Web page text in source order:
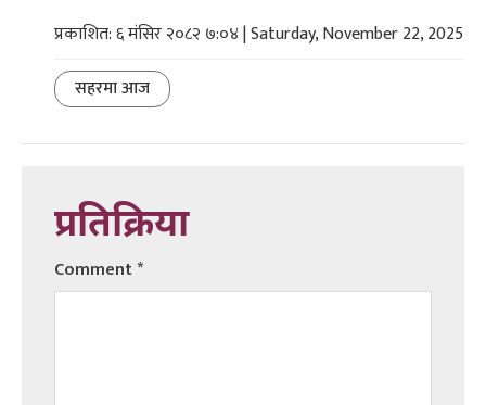
प्रकाशित: ६ मंसिर २०८२ ७:०४ | Saturday, November 22, 2025
सहरमा आज
प्रतिक्रिया
Comment*